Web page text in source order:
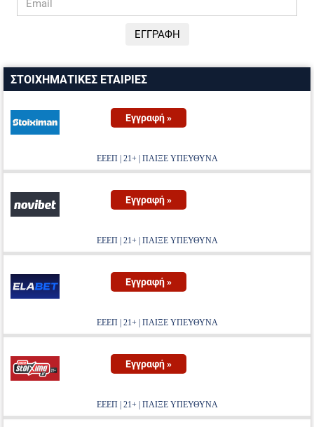
ΣΤΟΙΧΗΜΑΤΙΚΕΣ ΕΤΑΙΡΙΕΣ
Εγγραφή »
ΕΕΕΠ | 21+ | ΠΑΙΞΕ ΥΠΕΥΘΥΝΑ
Εγγραφή »
ΕΕΕΠ | 21+ | ΠΑΙΞΕ ΥΠΕΥΘΥΝΑ
Εγγραφή »
ΕΕΕΠ | 21+ | ΠΑΙΞΕ ΥΠΕΥΘΥΝΑ
Εγγραφή »
ΕΕΕΠ | 21+ | ΠΑΙΞΕ ΥΠΕΥΘΥΝΑ